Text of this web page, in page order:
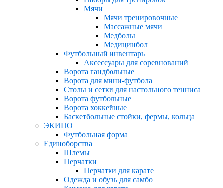
Мячи
Мячи тренировочные
Массажные мячи
Медболы
Медицинбол
Футбольный инвентарь
Аксессуары для соревнований
Ворота гандбольные
Ворота для мини-футбола
Столы и сетки для настольного тенниса
Ворота футбольные
Ворота хоккейные
Баскетбольные стойки, фермы, кольца
ЭКИПО
Футбольная форма
Единоборства
Шлемы
Перчатки
Перчатки для карате
Одежда и обувь для самбо